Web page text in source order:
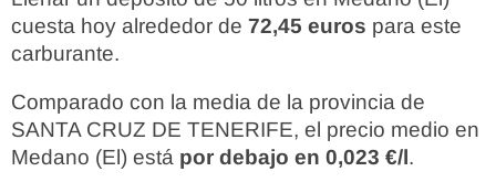
cuesta hoy alrededor de 72,45 euros para este
carburante.
Comparado con la media de la provincia de
SANTA CRUZ DE TENERIFE, el precio medio en
Medano (El) está por debajo en 0,023 €/l.